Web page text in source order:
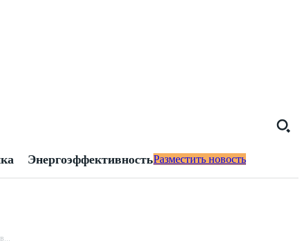
ЭнергоэффективностьРазместить новость